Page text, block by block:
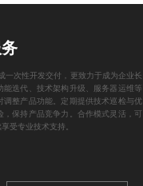
一次性开发交付，更致力于成为企业长
能迭代、技术架构升级、服务器运维等
调整产品功能。定期提供技术巡检与优
保持产品竞争力。合作模式灵活，可
受专业技术支持。